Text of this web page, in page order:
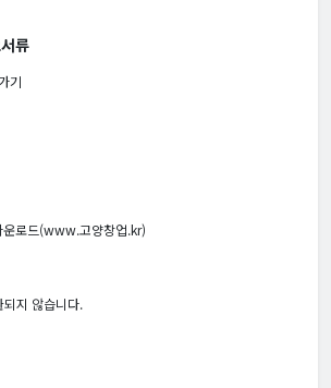
류
기
운로드(www.고양창업.kr)
지 않습니다.